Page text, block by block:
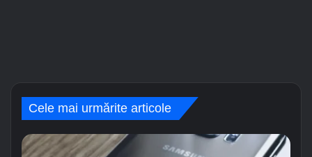
Cele mai urmărite articole